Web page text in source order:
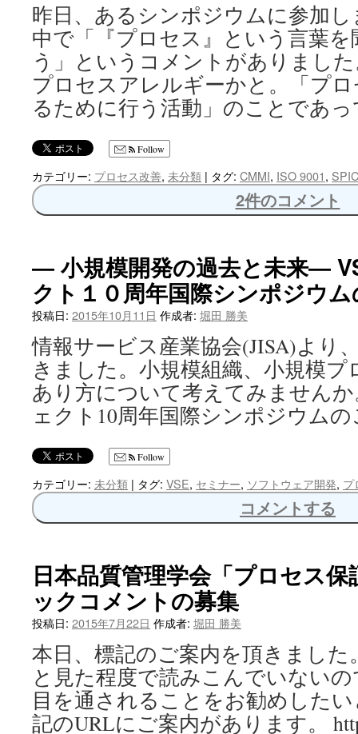
昨日、あるシンポジウムに参加
中で「『プロセス』という言葉
う」というコメントがありまし
プロセスアレルギーかと。「プ
るために行う活動」のことであ
Follow
カテゴリー: プロセス改善, 未分類 | タグ: CMMI, ISO 9001,
2件のコメント
― 小規模開発の過去と未来―
クト１０周年国際シンポジウ
投稿日: 2015年10月11日 作成者: 堀田 勝美
情報サービス産業協会(JISA)より
きました。小規模組織、小規模
あり方について考えてみませんか
ェクト10周年国際シンポジウム
Follow
カテゴリー: 未分類 | タグ: VSE, セミナー, ソフトウェア開発, プ
コメントする
日本品質管理学会「プロセス
ックコメントの募集
投稿日: 2015年7月22日 作成者: 堀田 勝美
本日、標記のご案内を頂きまし
と見た程度で読みこんでいない
目を通されることをお勧めした
記のURLにご案内があります。